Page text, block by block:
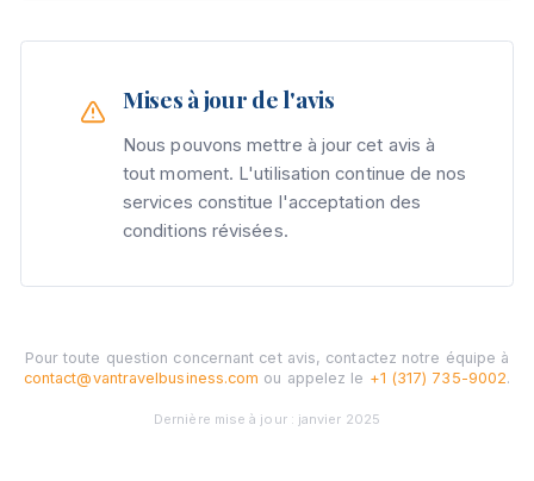
Mises à jour de l'avis
Nous pouvons mettre à jour cet avis à
tout moment. L'utilisation continue de nos
services constitue l'acceptation des
conditions révisées.
Pour toute question concernant cet avis, contactez notre équipe à
contact@vantravelbusiness.com ou appelez le +1 (317) 735-9002.
Dernière mise à jour : janvier 2025